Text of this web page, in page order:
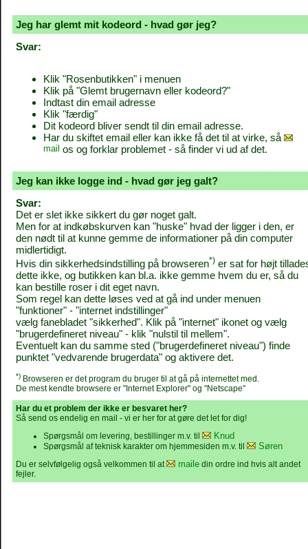
Jeg har glemt mit kodeord - hvad gør jeg?
Svar:
Klik "Rosenbutikken" i menuen
Klik på "Glemt brugernavn eller kodeord?"
Indtast din email adresse
Klik "færdig"
Dit kodeord bliver sendt til din email adresse.
Har du skiftet email eller kan ikke få det til at virke, så
mail os og forklar problemet - så finder vi ud af det.
Jeg kan ikke logge ind - hvad gør jeg galt?
Svar:
Det er slet ikke sikkert du gør noget galt.
Men for at indkøbskurven kan "huske" hvad der ligger i den, er
den nødt til at kunne gemme de informationer på din computer
midlertidigt.
Hvis din sikkerhedsindstilling på browseren*) er sat for højt
dette ikke, og butikken kan bl.a. ikke gemme hvem du er, så du
kan bestille roser i dit eget navn.
Som regel kan dette løses ved at gå ind under menuen
"funktioner" - "internet indstillinger"
vælg fanebladet "sikkerhed". Klik på "internet" ikonet og vælg
"brugerdefineret niveau" - klik "nulstil til mellem".
Eventuelt kan du samme sted ("brugerdefineret niveau") finde
punktet "vedvarende brugerdata" og aktivere det.
*) Browseren er det program du bruger til at gå på internettet med.
De mest kendte browsere er "Internet Explorer" og "Netscape"
Har du et problem der ikke er besvaret her?
Så send os endelig en mail - vi er her for at gøre det let for dig!
Spørgsmål om levering, bestillinger m.v. til
Knud
Spørgsmål af teknisk karakter om hjemmesiden m.v. til Søren
Du er selvfølgelig også velkommen til at maile din ordre ind hvis alt andet
fejler.